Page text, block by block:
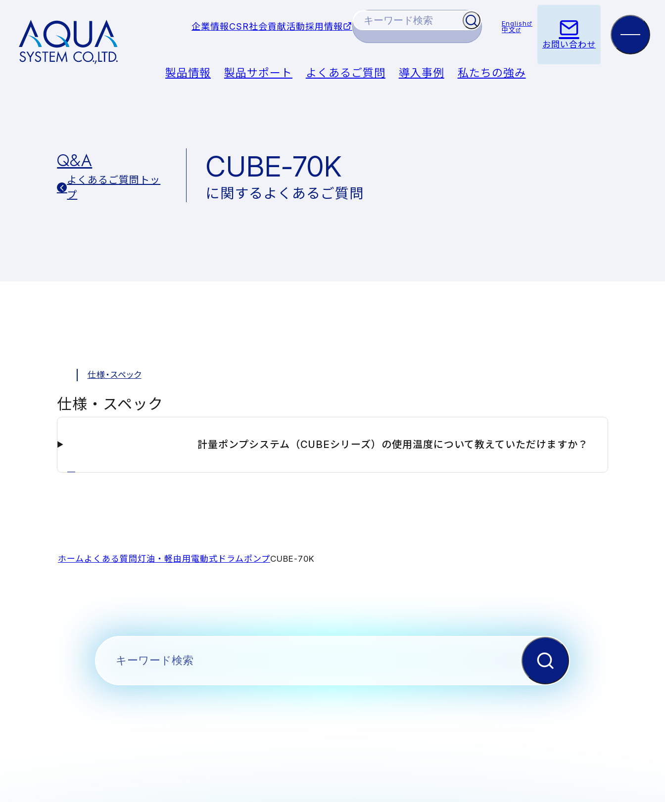
System
CO.LTD
企業情報CSR社会貢献活動採用情報
English
中文
製品情報 製品サポート よくあるご質問 導入事例 私たちの強み
お問い合わせ
Q&A
よくあるご質問トッ
プ
CUBE-70K
に関するよくあるご質問
仕様・スペック
仕様・スペック
計量ポンプシステム（CUBEシリーズ）の使用温度について教えていただけますか？
ホーム よくある質問 灯油・軽由用電動式ドラムポンプCUBE-70K